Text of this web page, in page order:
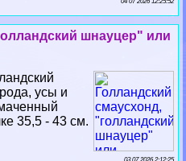
шнауцер" или
усы и
35,5 - 43 см.